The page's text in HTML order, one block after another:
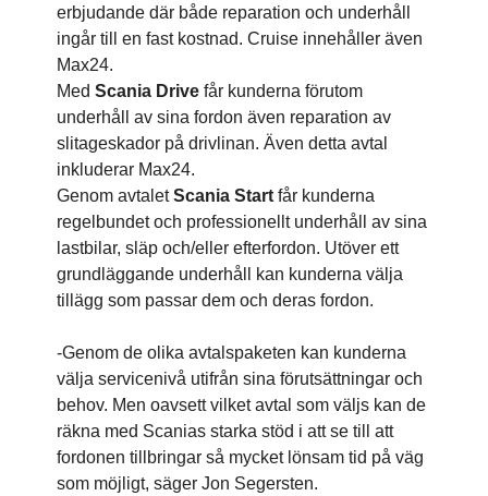
erbjudande där både reparation och underhåll
ingår till en fast kostnad. Cruise innehåller även
Max24.
Med Scania Drive får kunderna förutom
underhåll av sina fordon även reparation av
slitageskador på drivlinan. Även detta avtal
inkluderar Max24.
Genom avtaletScania Start får kunderna
regelbundet och professionellt underhåll av sina
lastbilar, släp och/eller efterfordon. Utöver ett
grundläggande underhåll kan kunderna välja
tillägg som passar dem och deras fordon.
-Genom de olika avtalspaketen kan kunderna
välja servicenivå utifrån sina förutsättningar och
behov. Men oavsett vilket avtal som väljs kan de
räkna med Scanias starka stöd i att se till att
fordonen tillbringar så mycket lönsam tid på väg
som möjligt, säger Jon Segersten.